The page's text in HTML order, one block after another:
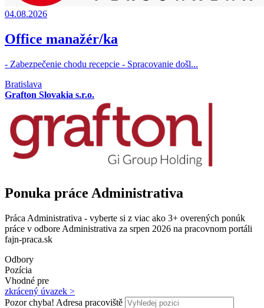
04.08.2026
Office manažér/ka
- Zabezpečenie chodu recepcie - Spracovanie došl...
Bratislava
Grafton Slovakia s.r.o.
Ponuka práce Administrativa
Práca Administrativa - vyberte si z viac ako 3+ overených ponúk
práce v odbore Administrativa za srpen 2026 na pracovnom portáli
fajn-praca.sk
Odbory
Pozícia
Vhodné pre
zkrácený úvazek >
Pozor chyba! Adresa pracoviště